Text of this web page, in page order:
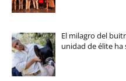
El milagro del
unidad de élite ha